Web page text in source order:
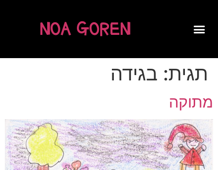
NOA GOREN
תגית: בגידה
מתוקה